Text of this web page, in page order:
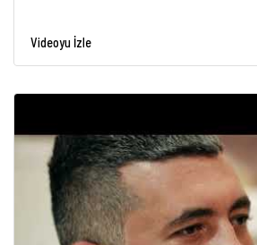
Videoyu İzle